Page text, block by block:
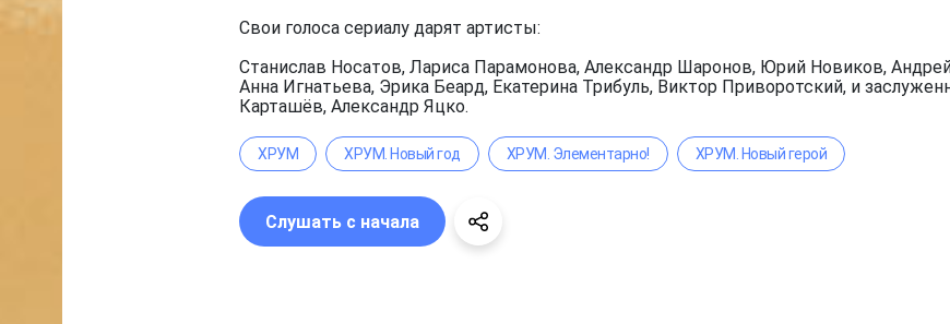
Свои голоса сериалу дарят артисты:
Станислав Носатов, Лариса Парамонова, Александр Шаронов, Юрий Новиков,
Анна Игнатьева, Эрика Беард, Екатерина Трибуль, Виктор Приворотский, и
Карташёв, Александр Яцко.
ХРУМ ХРУМ. Новый год ХРУМ. Элементарно! ХРУМ. Новый герой
Слушать с начала